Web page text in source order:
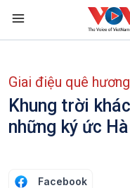
Nhảy đến nội dung
Giai điệu quê hương
Khung trời
những ký ức
Facebook